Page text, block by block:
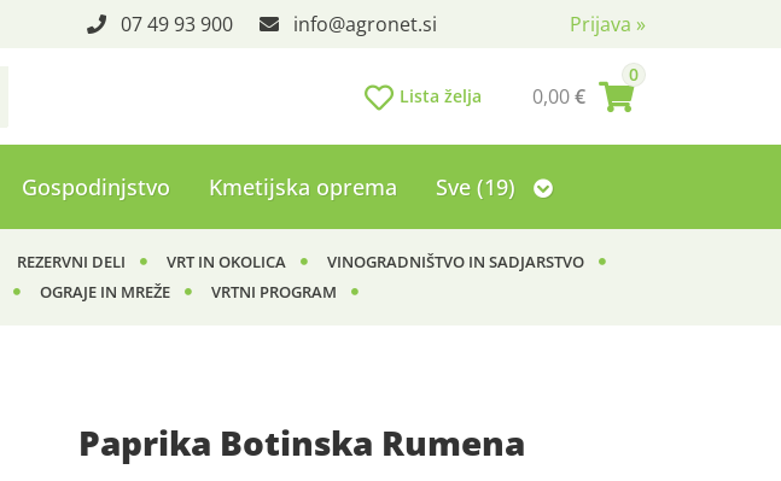
Prijava »
07 49 93 900 info agronet.si
0
0,00€
Lista želja
Gospodinjstvo Kmetijska oprema Sve (19)
REZERVNI DELI VRT IN OKOLICA
VINOGRADNIŠTVO IN SADJARSTVO
OGRAJE IN MREŽE VRTNI PROGRAM
Paprika Botinska Rumena